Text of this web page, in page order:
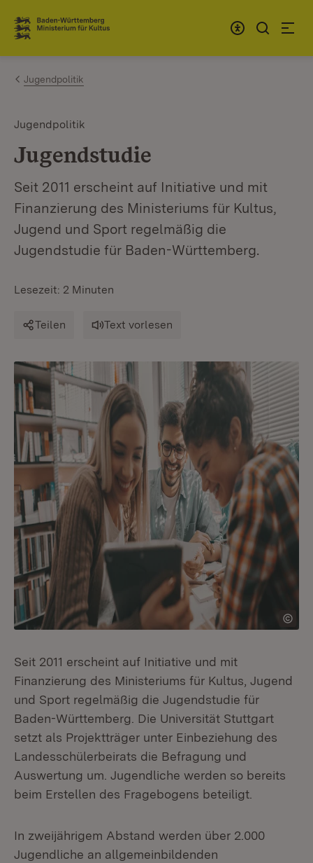
Zum Inhalt springen
Link zur Startseite
Jugendpolitik
Jugendpolitik
Jugendstudie
Seit 2011 erscheint auf Initiative und mit
Finanzierung des Ministeriums für Kultus,
Jugend und Sport regelmäßig die
Jugendstudie für Baden-Württemberg.
Lesezeit: 2 Minuten
Teilen Text vorlesen
Seit 2011 erscheint auf Initiative und mit
Finanzierung des Ministeriums für Kultus, Jugend
und Sport regelmäßig die Jugendstudie für
Baden-Württemberg. Die Universität Stuttgart
setzt als Projektträger unter Einbeziehung des
Landesschülerbeirats die Befragung und
Auswertung um. Jugendliche werden so bereits
beim Erstellen des Fragebogens beteiligt.
In zweijährigem Abstand werden über 2.000
Jugendliche an allgemeinbildenden